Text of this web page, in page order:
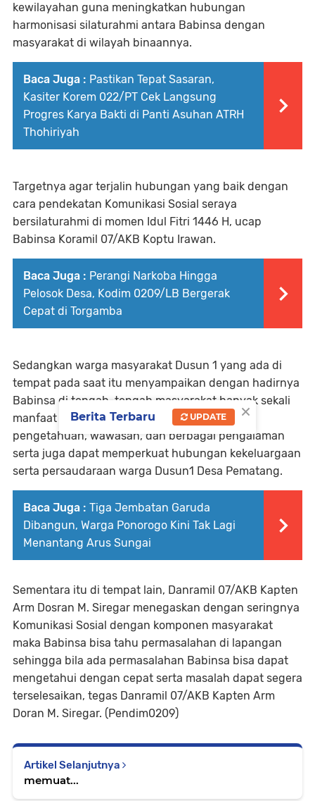
kewilayahan guna meningkatkan hubungan
harmonisasi silaturahmi antara Babinsa dengan
masyarakat di wilayah binaannya.
Baca Juga : Pastikan Tepat Sasaran,
Kasiter Korem 022/PT Cek Langsung
Progres Karya Bakti di Panti Asuhan ATRH
Thohiriyah
Targetnya agar terjalin hubungan yang baik dengan
cara pendekatan Komunikasi Sosial seraya
bersilaturahmi di momen Idul Fitri 1446 H, ucap
Babinsa Koramil 07/AKB Koptu Irawan.
Baca Juga : Perangi Narkoba Hingga
Pelosok Desa, Kodim 0209/LB Bergerak
Cepat di Torgamba
Sedangkan warga masyarakat Dusun 1 yang ada di
tempat pada saat itu menyampaikan dengan hadirnya
Babinsa di tengah-tengah masyarakat banyak sekali
manfaat yang diperoleh yaitu menambah ilmu
pengetahuan, wawasan, dan berbagai pengalaman
serta juga dapat memperkuat hubungan kekeluargaan
serta persaudaraan warga Dusun1 Desa Pematang.
Baca Juga : Tiga Jembatan Garuda
Dibangun, Warga Ponorogo Kini Tak Lagi
Menantang Arus Sungai
Sementara itu di tempat lain, Danramil 07/AKB Kapten
Arm Dosran M. Siregar menegaskan dengan seringnya
Komunikasi Sosial dengan komponen masyarakat
maka Babinsa bisa tahu permasalahan di lapangan
sehingga bila ada permasalahan Babinsa bisa dapat
mengetahui dengan cepat serta masalah dapat segera
terselesaikan, tegas Danramil 07/AKB Kapten Arm
Doran M. Siregar. (Pendim0209)
Artikel Selanjutnya
memuat...
×
Berita Terbaru UPDATE